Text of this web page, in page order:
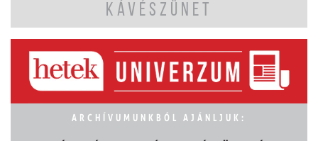
KÁVÉSZÜNET
ARCHÍVUMUNKBÓL AJÁNLJUK: